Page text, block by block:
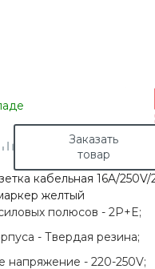
Заказать
товар
кабельная 16A/
желтый
полюсов - 2P+E;
- Твердая резина;
напряжение - 220-250V;